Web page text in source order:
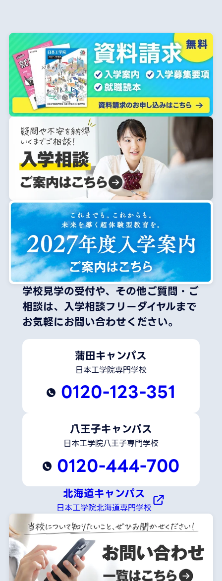
学校見学の受付や、その他ご質問・ご
相談は、 入学相談フリーダイヤルまで
お気軽にお問い合わせください。
蒲田キャンパス
日本工学院専門学校
0120-123-351
八王子キャンパス
日本工学院八王子専門学校
0120-444-700
北海道キャンパス
日本工学院北海道専門学校